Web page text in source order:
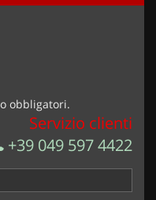
*
dati per finalità di
obbligatori.
Servizio clienti
+39 049 597 4422